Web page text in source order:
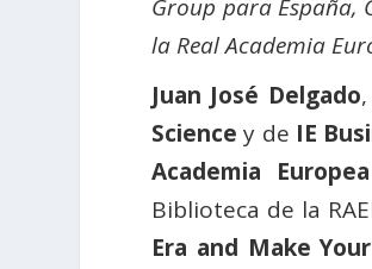
Group para España,
la Real Academia
Juan José Delgado
Science y de IE
Academia
Biblioteca de la
Era and Make